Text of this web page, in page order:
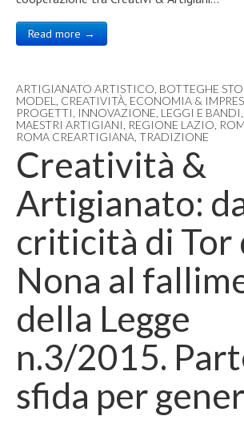
Read more →
ARTIGIANATO ARTISTICO BOTTEGHE
MODEL
CREATIVITÀ ECONOMIA &
PROGETTI INNOVAZIONE LEGGI E BANDI
MAESTRI ARTIGIANI REGIONE LAZIO
ROMA CREARTIGIANA TRADIZIONE
Creatività &
Artigianato:
criticità di Tor
Nona al
della Legge
n.3/2015.
sfida per